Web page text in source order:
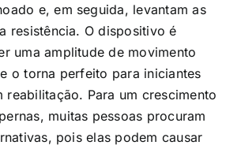
e, em seguida, levantam as
resistência. O dispositivo é
uma amplitude de movimento
o torna perfeito para iniciantes
reabilitação. Para um crescimento
muitas pessoas procuram
pois elas podem causar